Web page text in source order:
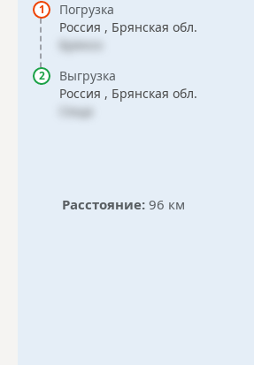
Погрузка
Россия , Брянская обл.
Брянск
Выгрузка
Россия , Брянская обл.
Сеща
Расстояние: 96 км